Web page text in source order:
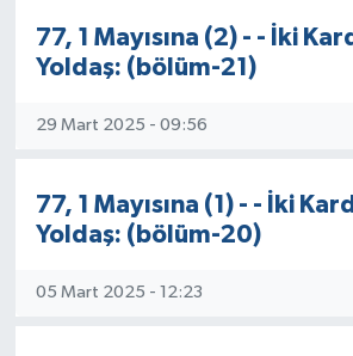
77, 1 Mayısına (2) - - İki
Yoldaş: (bölüm-21)
29 Mart 2025 - 09:56
77, 1 Mayısına (1) - - İki
Yoldaş: (bölüm-20)
05 Mart 2025 - 12:23
Son Dakika Haberleri
Haber Arşivi